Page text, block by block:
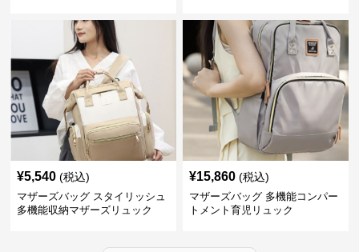
¥5,540 (税込)
マザーズバッグ スタイリッシュ
多機能収納マザーズリュック
¥15,860 (税込)
マザーズバッグ 多機能コンパー
トメント育児リュック